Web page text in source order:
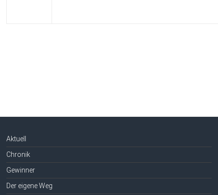
Aktuell
Chronik
Gewinner
Der eigene Weg